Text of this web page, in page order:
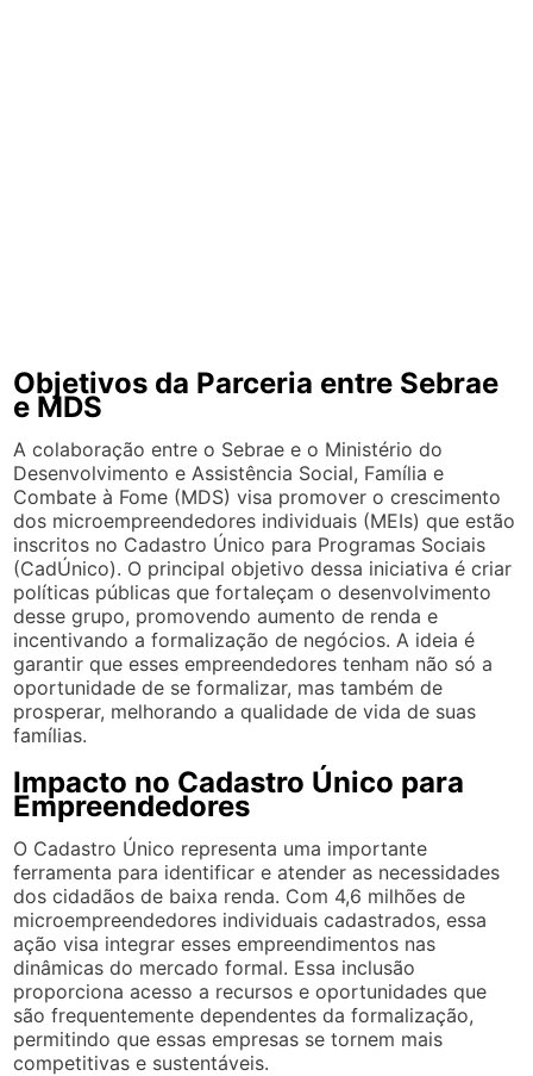
Objetivos da Parceria entre Sebrae
e MDS
A colaboração entre o Sebrae e o Ministério do
Desenvolvimento e Assistência Social, Família e
Combate à Fome (MDS) visa promover o crescimento
dos microempreendedores individuais (MEIs) que estão
inscritos no Cadastro Único para Programas Sociais
(CadÚnico). O principal objetivo dessa iniciativa é criar
políticas públicas que fortaleçam o desenvolvimento
desse grupo, promovendo aumento de renda e
incentivando a formalização de negócios. A ideia é
garantir que esses empreendedores tenham não só a
oportunidade de se formalizar, mas também de
prosperar, melhorando a qualidade de vida de suas
famílias.
Impacto no Cadastro Único para
Empreendedores
O Cadastro Único representa uma importante
ferramenta para identificar e atender as necessidades
dos cidadãos de baixa renda. Com 4,6 milhões de
microempreendedores individuais cadastrados, essa
ação visa integrar esses empreendimentos nas
dinâmicas do mercado formal. Essa inclusão
proporciona acesso a recursos e oportunidades que
são frequentemente dependentes da formalização,
permitindo que essas empresas se tornem mais
competitivas e sustentáveis.